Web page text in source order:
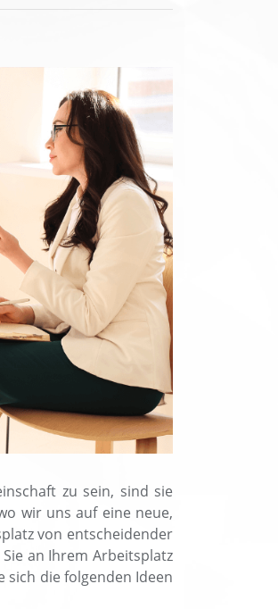
zu sein, sind sie
wir uns auf eine neue,
von entscheidender
an Ihrem Arbeitsplatz
sich die folgenden Ideen